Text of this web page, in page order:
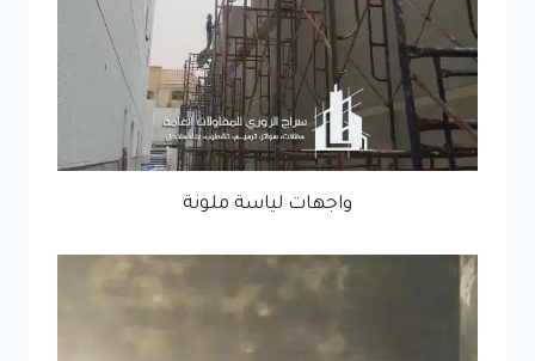
واجهات لياسة ملونة